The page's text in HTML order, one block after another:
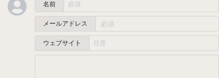
名前
メールアドレス
ウェブサイト